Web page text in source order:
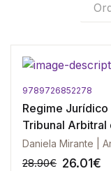
9789726852278
Regime Jurídico
Tribunal Arbitral
Desporto
Comentado, O
28.90€ 26.01€